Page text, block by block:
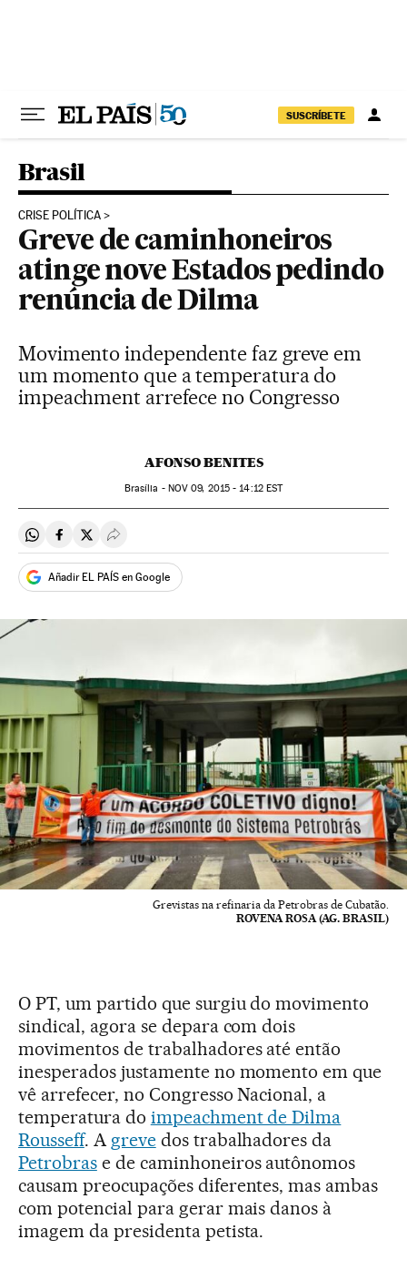
SUSCRÍBETE
Brasil
CRISE POLÍTICA
Greve de caminhoneiros
atinge nove Estados pedindo
renúncia de Dilma
Movimento independente faz greve em
um momento que a temperatura do
impeachment arrefece no Congresso
AFONSO BENITES
Brasília - NOV 09, 2015 - 14:12EST
Compartir en Whatsapp
Compartir en Facebook
Compartir en Twitter
Desplegar Redes Sociales
Añadir EL PAÍS en Google
Grevistas na refinaria da Petrobras de Cubatão.
ROVENA ROSA (AG. BRASIL)
O PT, um partido que surgiu do movimento
sindical, agora se depara com dois
movimentos de trabalhadores até então
inesperados justamente no momento em que
vê arrefecer, no Congresso Nacional, a
temperatura do impeachment de Dilma
Rousseff. A grevedos trabalhadores da
Petrobrase de caminhoneiros autônomos
causam preocupações diferentes, mas ambas
com potencial para gerar mais danos à
imagem da presidenta petista.